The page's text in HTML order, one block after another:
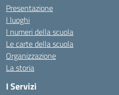
Presentazione
I luoghi
I numeri della scuola
Le carte della scuola
Organizzazione
La storia
I Servizi